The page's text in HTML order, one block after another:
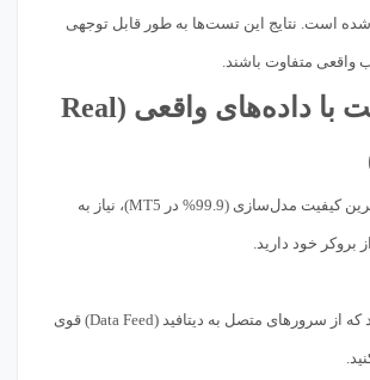
است. نتایج این تست‌ها به طور قابل توجهی
متفاوت باشند.
آموزش تست با داده‌های واقعی (Real
برای دستیابی به بالاترین کیفیت مدل‌سازی (99.9% در MT5)، نیاز به
بروکر خود دارید.
مطمئن شوید که از سرورهای متصل به دیتافید (Data Feed) قوی